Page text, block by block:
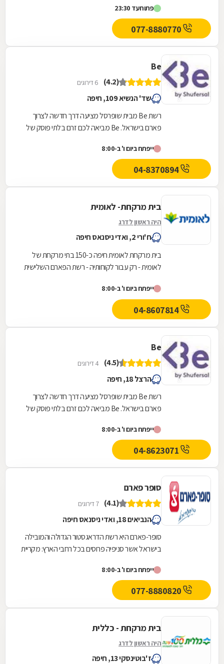
פתוחעד 23:30
Be
(4.2) 6 דירוגים
שד' הנשיא 109, חיפה
רשת Be מבית שופרסל מציעה דרך חדשה לצרוך
פארם בישראל. Be מביאה לכם זרם בלתי פוסק של
ובחו"ל, כזה...
ייפתח ביום ו' ב-8:00
04-8370894
בית מרקחת- לאומית
היה ראשון לדרג
ח'ורי 2, ואדי ניסנאס חיפה
בית מרקחת לאומית חיפה כ-150 בתי מרקחת של
לאומית - רק עבור לקוחותיה - רשת הפארם השלישית
ייפתח ביום ו' ב-8:00
04-8607814
Be
(4.5) 4 דירוגים
הרצל 18, חיפה
רשת Be מבית שופרסל מציעה דרך חדשה לצרוך
פארם בישראל. Be מביאה לכם זרם בלתי פוסק של
ובחו"ל, כזה...
ייפתח ביום ו' ב-8:00
סופר פארם
(4.1) 7 דירוגים
הנביאים 18, ואדי ניסנאס חיפה
סופר-פארם היא רשת הדראגסטור הגדולה והמובילה
בישראל אשר סניפיה פרוסים בכל רחבי הארץ: מקריית
ייפתח ביום ו' ב-8:00
בית מרקחת - כללית
היה ראשון לדרג
ז'בוטינסקי 13, חיפה